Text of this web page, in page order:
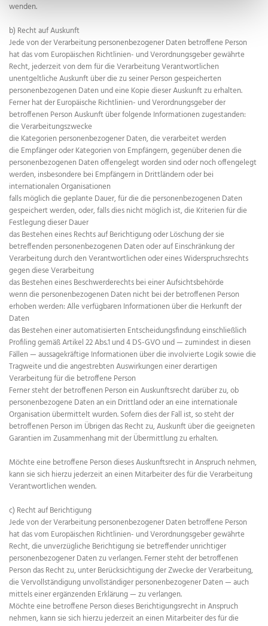
wenden.
b) Recht auf Auskunft
Jede von der Verarbeitung personenbezogener Daten betroffene Person
hat das vom Europäischen Richtlinien- und Verordnungsgeber gewährte
Recht, jederzeit von dem für die Verarbeitung Verantwortlichen
unentgeltliche Auskunft über die zu seiner Person gespeicherten
personenbezogenen Daten und eine Kopie dieser Auskunft zu erhalten.
Ferner hat der Europäische Richtlinien- und Verordnungsgeber der
betroffenen Person Auskunft über folgende Informationen zugestanden:
die Verarbeitungszwecke
die Kategorien personenbezogener Daten, die verarbeitet werden
die Empfänger oder Kategorien von Empfängern, gegenüber denen die
personenbezogenen Daten offengelegt worden sind oder noch offengelegt
werden, insbesondere bei Empfängern in Drittländern oder bei
internationalen Organisationen
falls möglich die geplante Dauer, für die die personenbezogenen Daten
gespeichert werden, oder, falls dies nicht möglich ist, die Kriterien für die
Festlegung dieser Dauer
das Bestehen eines Rechts auf Berichtigung oder Löschung der sie
betreffenden personenbezogenen Daten oder auf Einschränkung der
Verarbeitung durch den Verantwortlichen oder eines Widerspruchsrechts
gegen diese Verarbeitung
das Bestehen eines Beschwerderechts bei einer Aufsichtsbehörde
wenn die personenbezogenen Daten nicht bei der betroffenen Person
erhoben werden: Alle verfügbaren Informationen über die Herkunft der
Daten
das Bestehen einer automatisierten Entscheidungsfindung einschließlich
Profiling gemäß Artikel 22 Abs.1 und 4 DS-GVO und — zumindest in diesen
Fällen — aussagekräftige Informationen über die involvierte Logik sowie die
Tragweite und die angestrebten Auswirkungen einer derartigen
Verarbeitung für die betroffene Person
Ferner steht der betroffenen Person ein Auskunftsrecht darüber zu, ob
personenbezogene Daten an ein Drittland oder an eine internationale
Organisation übermittelt wurden. Sofern dies der Fall ist, so steht der
betroffenen Person im Übrigen das Recht zu, Auskunft über die geeigneten
Garantien im Zusammenhang mit der Übermittlung zu erhalten.
Möchte eine betroffene Person dieses Auskunftsrecht in Anspruch nehmen,
kann sie sich hierzu jederzeit an einen Mitarbeiter des für die Verarbeitung
Verantwortlichen wenden.
c) Recht auf Berichtigung
Jede von der Verarbeitung personenbezogener Daten betroffene Person
hat das vom Europäischen Richtlinien- und Verordnungsgeber gewährte
Recht, die unverzügliche Berichtigung sie betreffender unrichtiger
personenbezogener Daten zu verlangen. Ferner steht der betroffenen
Person das Recht zu, unter Berücksichtigung der Zwecke der Verarbeitung,
die Vervollständigung unvollständiger personenbezogener Daten — auch
mittels einer ergänzenden Erklärung — zu verlangen.
Möchte eine betroffene Person dieses Berichtigungsrecht in Anspruch
nehmen, kann sie sich hierzu jederzeit an einen Mitarbeiter des für die